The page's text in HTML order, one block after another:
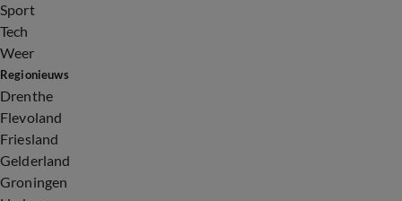
Sport
Tech
Weer
Regionieuws
Drenthe
Flevoland
Friesland
Gelderland
Groningen